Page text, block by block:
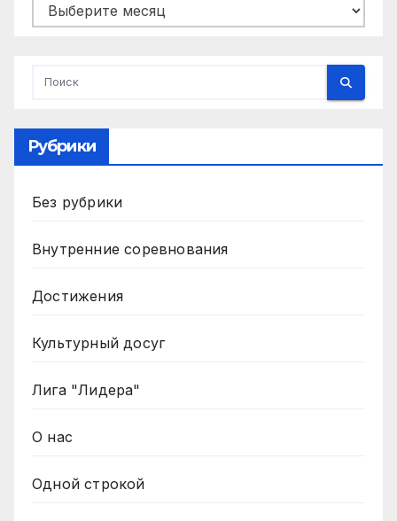
Архивы
Рубрики
Без рубрики
Внутренние соревнования
Достижения
Культурный досуг
Лига "Лидера"
О нас
Одной строкой